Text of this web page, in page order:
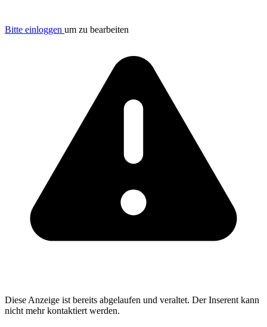
Bitte einloggen um zu bearbeiten
Diese Anzeige ist bereits abgelaufen und veraltet. Der Inserent kann
nicht mehr kontaktiert werden.